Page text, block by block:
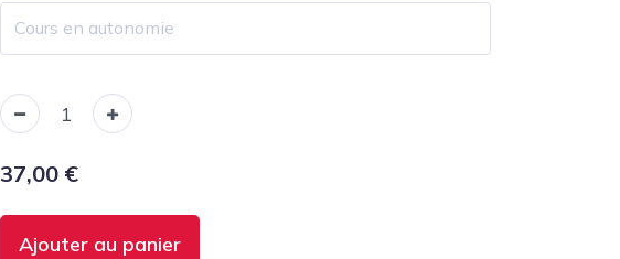
37,00 €
Ajouter au panier